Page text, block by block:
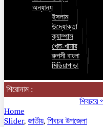
অন্যান্য
ইসলাম
উদ্যোক্তা
ক্যাম্পাস
খেত-খামার
রুপসী বাংলা
মিডিয়াপাড়া
শিরোনাম :
শিবচরে
Home
Slider, জাতীয়, শিবচর উপজেলা